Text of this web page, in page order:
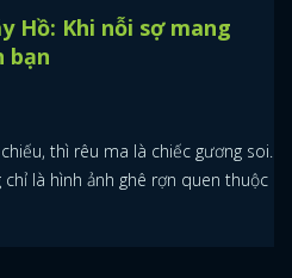
Hồ: Khi nỗi sợ mang
bạn
thì rêu ma là chiếc gương soi.
là hình ảnh ghê rợn quen thuộc